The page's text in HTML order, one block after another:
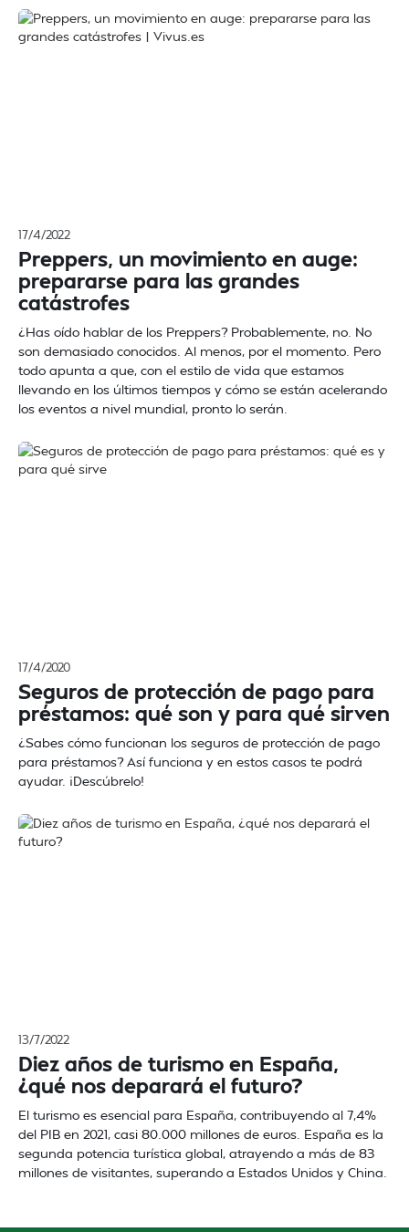
17/4/2022
Preppers, un movimiento en auge:
prepararse para las grandes
catástrofes
¿Has oído hablar de los Preppers? Probablemente, no. No
son demasiado conocidos. Al menos, por el momento. Pero
todo apunta a que, con el estilo de vida que estamos
llevando en los últimos tiempos y cómo se están acelerando
los eventos a nivel mundial, pronto lo serán.
17/4/2020
Seguros de protección de pago para
préstamos: qué son y para qué sirven
¿Sabes cómo funcionan los seguros de protección de pago
para préstamos? Así funciona y en estos casos te podrá
ayudar. ¡Descúbrelo!
13/7/2022
Diez años de turismo en España,
¿qué nos deparará el futuro?
El turismo es esencial para España, contribuyendo al 7,4%
del PIB en 2021, casi 80.000 millones de euros. España es la
segunda potencia turística global, atrayendo a más de 83
millones de visitantes, superando a Estados Unidos y China.